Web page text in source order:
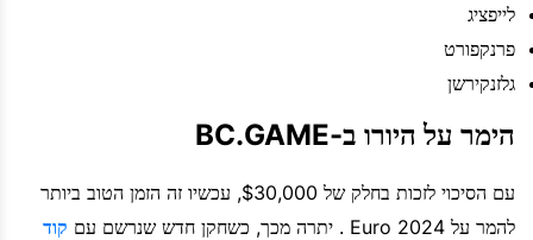
לייפציג
פרנקפורט
גלזנקירשן
הימר על היורו ב-BC.GAME
עם הסיכוי לזכות בחלק של $30,000, עכשיו זה הזמן הטוב ביותר
להמר על Euro 2024 . יתרה מכך, כשחקן חדש שנרשם עם
קוד